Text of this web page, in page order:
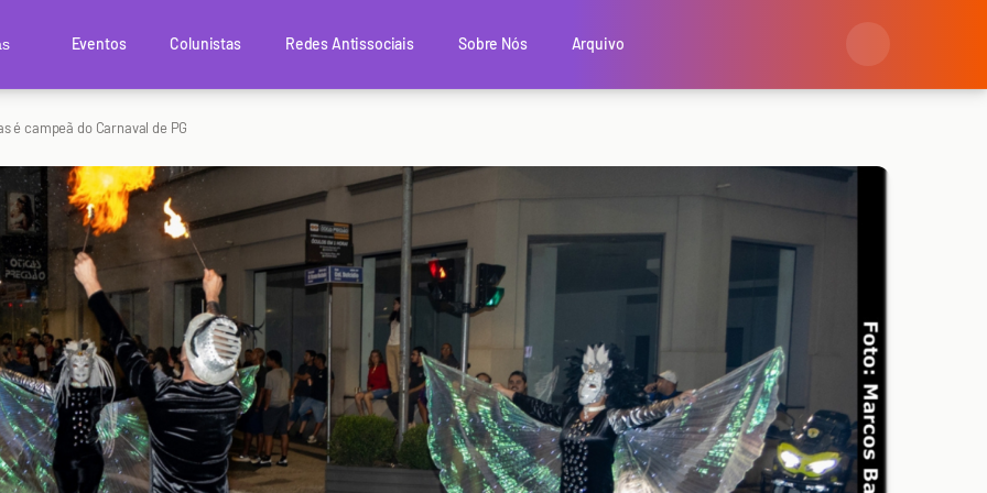
Eventos Colunistas Redes Antissociais Sobre Nós Arquivo
é campeã do Carnaval de PG